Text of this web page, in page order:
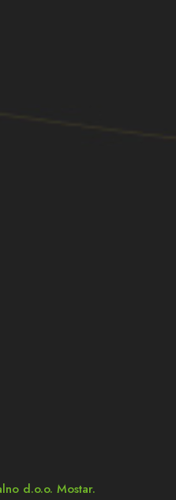
d.o.o. Mostar.